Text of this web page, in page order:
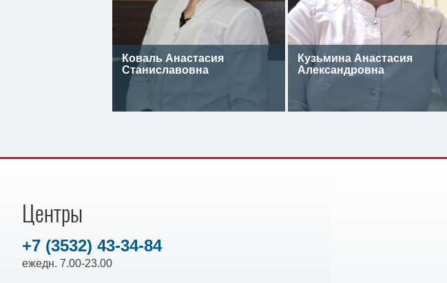
Коваль Анастасия
Станиславовна
Кузьмина Анастасия
Александровна
Центры
+7 (3532) 43-34-84
ежедн. 7.00-23.00